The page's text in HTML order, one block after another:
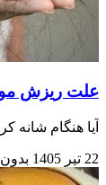
علت ریزش مو
آیا هنگام
22 تیر 1405